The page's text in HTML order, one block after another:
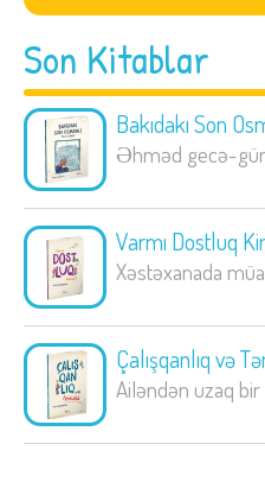
Son Kitablar
Bakıdakı Son
Əhməd gecə-
Varmı Dostluq
Xəstəxanada
Çalışqanlıq və
Ailəndən uzaq